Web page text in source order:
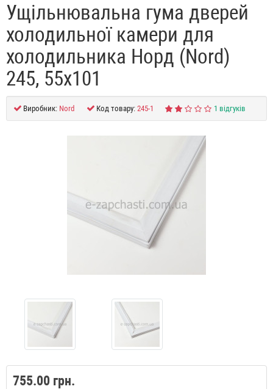
Ущільнювальна гума дверей
холодильної камери для
холодильника Норд (Nord)
245, 55x101
Виробник: Nord Код товару: 245-1 1 відгуків
755.00 грн.